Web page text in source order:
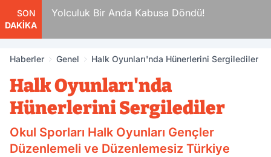
SON
DAKİKA
Yolculuk Bir Anda Kabusa Döndü!
Haberler Genel Halk Oyunları'nda Hünerlerini Sergilediler
Halk Oyunları'nda
Hünerlerini Sergilediler
Okul Sporları Halk Oyunları Gençler
Düzenlemeli ve Düzenlemesiz Türkiye